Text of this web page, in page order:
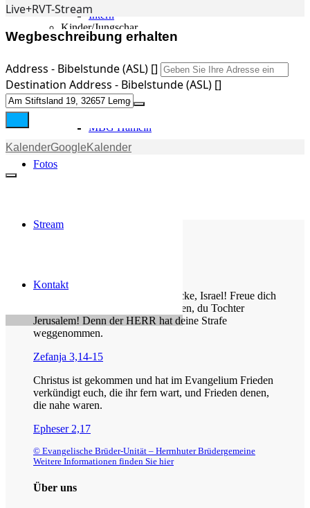
Intern
Kinder/Jungschar
Gott in deinem Alltag
Freizeiten 2026
Soccercamp Lemgo
Junge Erwachsene
Junge Erwachsene
MBG Hameln
Fotos
Stream
Kontakt
Live+RVT-Stream
Wegbeschreibung erhalten
Address - Bibelstunde (ASL) []
Destination Address - Bibelstunde (ASL) []
KalenderGoogleKalender
Jauchze, du Tochter Zion! Frohlocke, Israel! Freue dich
und sei fröhlich von ganzem Herzen, du Tochter
Jerusalem! Denn der HERR hat deine Strafe
weggenommen.
Zefanja 3,14-15
Christus ist gekommen und hat im Evangelium Frieden
verkündigt euch, die ihr fern wart, und Frieden denen,
die nahe waren.
Epheser 2,17
© Evangelische Brüder-Unität – Herrnhuter Brüdergemeine
Weitere Informationen finden Sie hier
Über uns